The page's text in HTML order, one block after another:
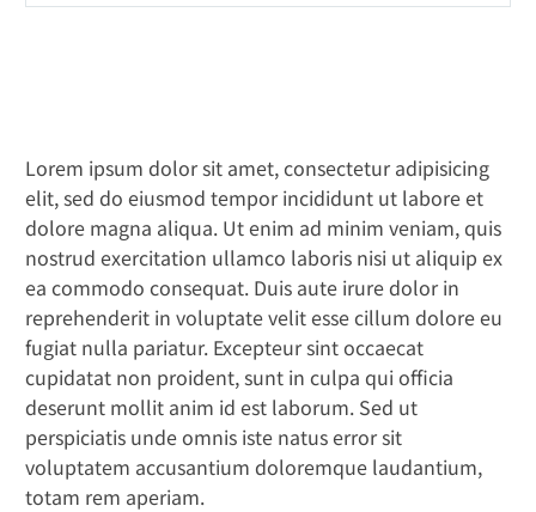
Lorem ipsum dolor sit amet, consectetur adipisicing
elit, sed do eiusmod tempor incididunt ut labore et
dolore magna aliqua. Ut enim ad minim veniam, quis
nostrud exercitation ullamco laboris nisi ut aliquip ex
ea commodo consequat. Duis aute irure dolor in
reprehenderit in voluptate velit esse cillum dolore eu
fugiat nulla pariatur. Excepteur sint occaecat
cupidatat non proident, sunt in culpa qui officia
deserunt mollit anim id est laborum. Sed ut
perspiciatis unde omnis iste natus error sit
voluptatem accusantium doloremque laudantium,
totam rem aperiam.